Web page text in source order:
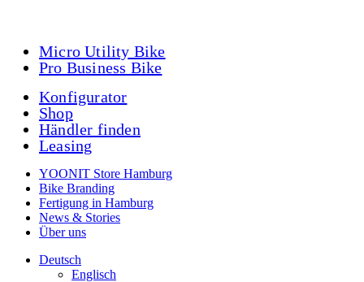
Micro Utility Bike
Pro Business Bike
Konfigurator
Shop
Händler finden
Leasing
YOONIT Store Hamburg
Bike Branding
Fertigung in Hamburg
News & Stories
Über uns
Deutsch
Englisch